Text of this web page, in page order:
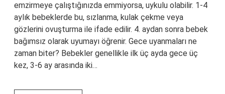
emzirmeye çalıştığınızda emmiyorsa, uykulu olabilir. 1-4
aylık bebeklerde bu, sızlanma, kulak çekme veya
gözlerini ovuşturma ile ifade edilir. 4. aydan sonra bebek
bağımsız olarak uyumayı öğrenir. Gece uyanmaları ne
zaman biter? Bebekler genellikle ilk üç ayda gece üç
kez, 3-6 ay arasında iki…